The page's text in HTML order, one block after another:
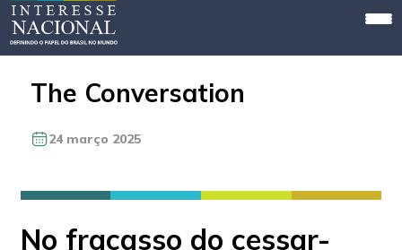
The Conversation
24 março 2025
No fracasso do cessar-